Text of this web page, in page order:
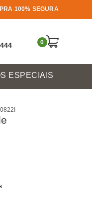
100% SEGURA
0
ESPECIAIS